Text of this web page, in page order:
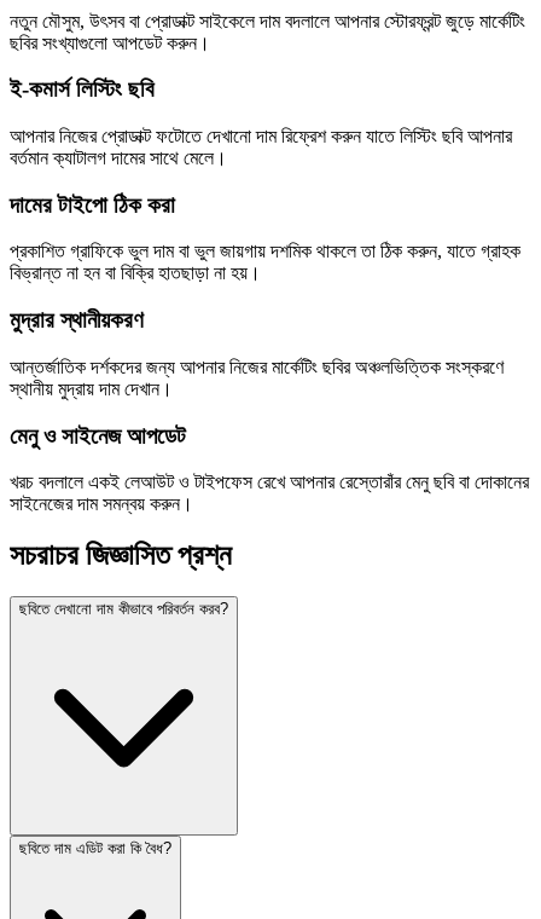
নতুন মৌসুম, উৎসব বা প্রোডাক্ট সাইকেলে দাম বদলালে আপনার স্টোরফ্রন্ট জুড়ে মার্কেটিং
ছবির সংখ্যাগুলো আপডেট করুন।
ই-কমার্স লিস্টিং ছবি
আপনার নিজের প্রোডাক্ট ফটোতে দেখানো দাম রিফ্রেশ করুন যাতে লিস্টিং ছবি আপনার
বর্তমান ক্যাটালগ দামের সাথে মেলে।
দামের টাইপো ঠিক করা
প্রকাশিত গ্রাফিকে ভুল দাম বা ভুল জায়গায় দশমিক থাকলে তা ঠিক করুন, যাতে গ্রাহক
বিভ্রান্ত না হন বা বিক্রি হাতছাড়া না হয়।
মুদ্রার স্থানীয়করণ
আন্তর্জাতিক দর্শকদের জন্য আপনার নিজের মার্কেটিং ছবির অঞ্চলভিত্তিক সংস্করণে
স্থানীয় মুদ্রায় দাম দেখান।
মেনু ও সাইনেজ আপডেট
খরচ বদলালে একই লেআউট ও টাইপফেস রেখে আপনার রেস্তোরাঁর মেনু ছবি বা দোকানের
সাইনেজের দাম সমন্বয় করুন।
সচরাচর জিজ্ঞাসিত প্রশ্ন
ছবিতে দেখানো দাম কীভাবে পরিবর্তন করব?
ছবিতে দাম এডিট করা কি বৈধ?